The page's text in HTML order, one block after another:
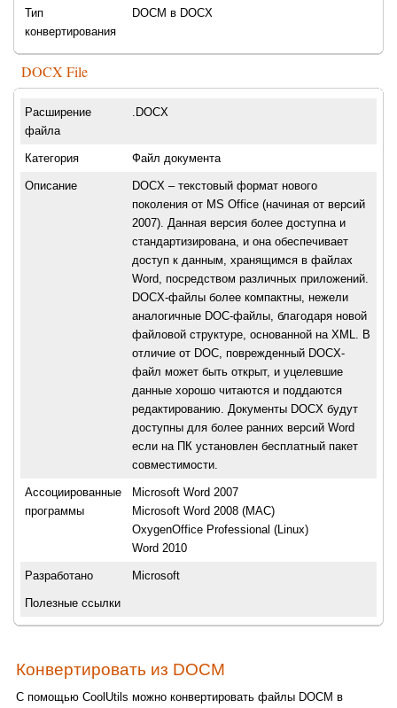
Тип
конвертирования
DOCM в DOCX
DOCX File
Расширение
файла
.DOCX
Категория Файл документа
Описание
DOCX – текстовый формат нового
поколения от MS Office (начиная от версий
2007). Данная версия более доступна и
стандартизирована, и она обеспечивает
доступ к данным, хранящимся в файлах
Word, посредством различных приложений.
DOCX-файлы более компактны, нежели
аналогичные DOC-файлы, благодаря новой
файловой структуре, основанной на XML. В
отличие от DOC, поврежденный DOCX-
файл может быть открыт, и уцелевшие
данные хорошо читаются и поддаются
редактированию. Документы DOCX будут
доступны для более ранних версий Word
если на ПК установлен бесплатный пакет
совместимости.
Ассоциированные
программы
Microsoft Word 2007
Microsoft Word 2008 (MAC)
OxygenOffice Professional (Linux)
Word 2010
Разработано Microsoft
Полезные ссылки
Конвертировать из DOCM
С помощью CoolUtils можно конвертировать файлы DOCM в